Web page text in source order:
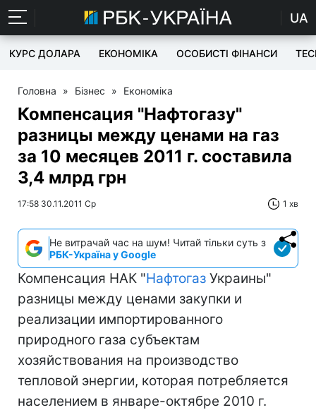
UA
КУРС ДОЛАРА ЕКОНОМІКА ОСОБИСТІ ФІНАНСИ
Головна » Бізнес » Економіка
Компенсация "Нафтогазу"
разницы между ценами на газ
за 10 месяцев 2011 г. составила
3,4 млрд грн
17:58 30.11.2011 Ср 1 хв
Не витрачай час на шум! Читай тільки суть з
РБК-Україна у Google
Компенсация НАК "Нафтогаз Украины"
разницы между ценами закупки и
реализации импортированного
природного газа субъектам
хозяйствования на производство
тепловой энергии, которая потребляется
населением в январе-октябре 2010 г.